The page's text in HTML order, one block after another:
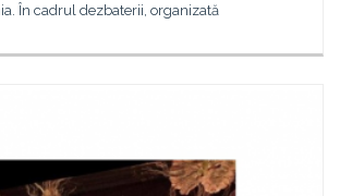
În cadrul dezbaterii, organizată